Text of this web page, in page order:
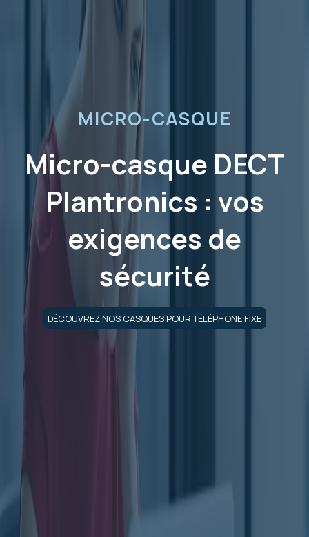
MICRO-CASQUE
Micro-casque DECT
Plantronics : vos
exigences de
sécurité
DÉCOUVREZ NOS CASQUES POUR TÉLÉPHONE FIXE